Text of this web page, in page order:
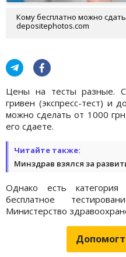
Кому бесплатно можно
depositephotos.com
Цены на тесты разные.
гривен (экспресс-тест) и
можно сделать от 1000
его сдаете.
Читайте также:
Минздрав взялся за
Однако есть
бесплатное
Министерство